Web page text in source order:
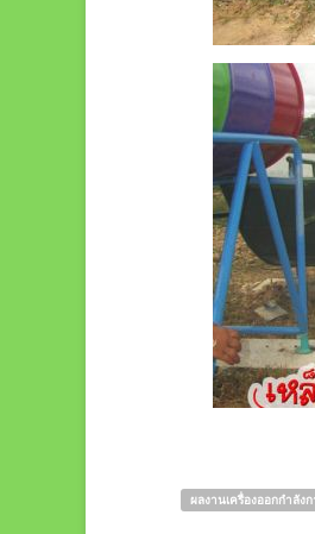
ผลงานเครื่องออกกำลัง